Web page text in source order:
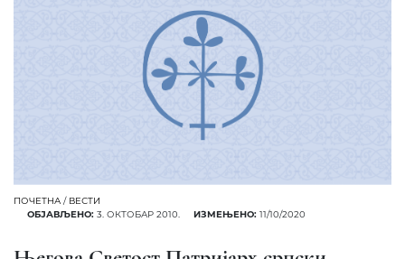
ПОЧЕТНА / ВЕСТИ
ОБЈАВЉЕНО: 3. ОКТОБАР 2010. ИЗМЕЊЕНО: 11/10/2020